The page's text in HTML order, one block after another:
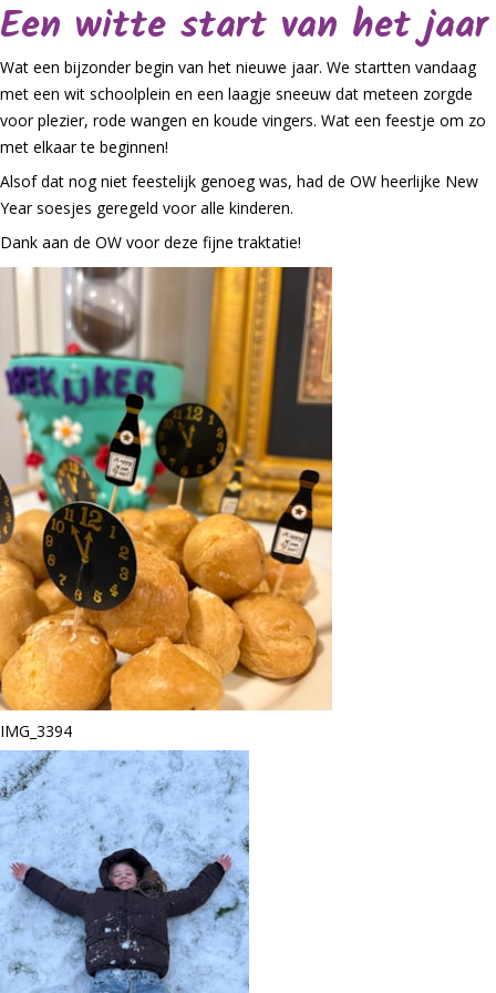
Een witte start van het jaar
Wat een bijzonder begin van het nieuwe jaar. We startten vandaag
met een wit schoolplein en een laagje sneeuw dat meteen zorgde
voor plezier, rode wangen en koude vingers. Wat een feestje om zo
met elkaar te beginnen!
Alsof dat nog niet feestelijk genoeg was, had de OW heerlijke New
Year soesjes geregeld voor alle kinderen.
Dank aan de OW voor deze fijne traktatie!
IMG_3394